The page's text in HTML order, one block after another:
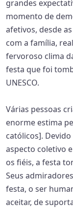
grandes
momento de
afetivos, desde
com a família,
fervoroso clima
festa que foi
UNESCO.
Várias pessoas
enorme estima
católicos].
aspecto coletivo
os fiéis, a festa
Seus
festa, o ser
aceitar, de